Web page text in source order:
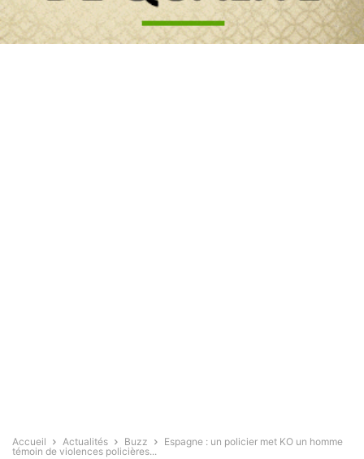
Accueil Actualités Buzz
Espagne : un policier met KO un homme
témoin de violences policières...